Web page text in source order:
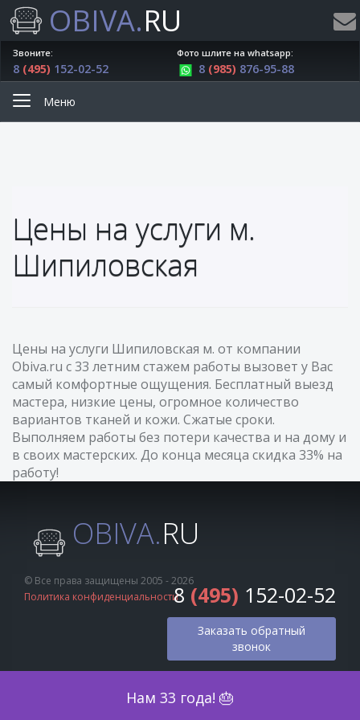
OBIVA.RU
Нам 33 года! 🎂
Звоните:
8 (495) 152-02-52
Фото шлите на whatsapp:
8 (985) 876-95-88
Меню
Цены на услуги м.
Шипиловская
Цены на услуги Шипиловская м. от компании
Obiva.ru с 33 летним стажем работы вызовет у Вас
самый комфортные ощущения. Бесплатный выезд
мастера, низкие цены, огромное количество
вариантов тканей и кожи. Сжатые сроки.
Выполняем работы без потери качества и на дому и
в своих мастерских. До конца месяца скидка 33% на
работу!
OBIVA.RU
© Все права защищены 2005 - 2026
Политика конфиденциальности8 (495) 152-02-52
Заказать обратный
звонок